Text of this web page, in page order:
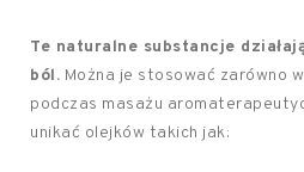
Te naturalne substancje
ból. Można je stosować zarówno
podczas masażu
unikać olejków takich jak: